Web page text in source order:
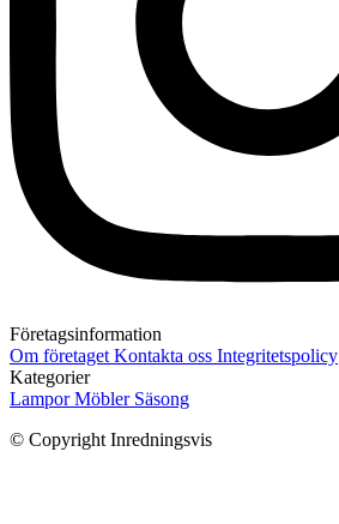
Företagsinformation
Om företaget Kontakta oss Integritetspolicy
Kategorier
LamporMöbler Säsong
© Copyright Inredningsvis